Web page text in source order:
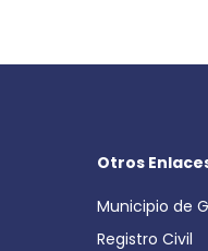
Otros
Municipio de
Registro Civil